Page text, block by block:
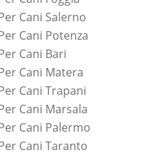
Cani Salerno
Cani Potenza
Cani Bari
Cani Matera
Cani Trapani
Cani Marsala
Cani Palermo
Cani Taranto